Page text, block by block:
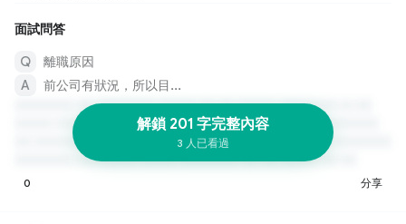
面試問答
離職原因
前公司有狀況，所以目...
解鎖 201 字完整內容
3 人已看過
0 分享